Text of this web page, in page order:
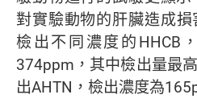
對實驗動物的肝臟造成
檢出不同濃度的HHCB
374ppm，其中檢出量最
出AHTN，檢出濃度為